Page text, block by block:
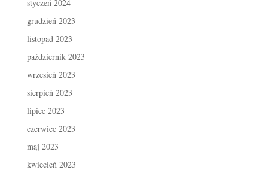
styczeń 2024
grudzień 2023
listopad 2023
październik 2023
wrzesień 2023
sierpień 2023
lipiec 2023
czerwiec 2023
maj 2023
kwiecień 2023